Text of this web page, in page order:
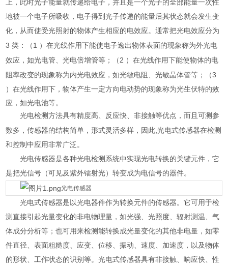
上，此时光子能量就传递给电子，并且是一个光子的全部能量一次性
地被一个电子所吸收，电子得到光子传递的能量后其状态就会发生变
化，从而使受光照射的物体产生相应的电效应。通常把光电效应分为
3类：（ 1 ）在光线作用下能使电子逸出物体表面的现象称为外光电
效应，如光电管、光电倍增管等；（2 ）在光线作用下能使物体的电
阻率改变的现象称为内光电效应，如光敏电阻、光敏晶体管等；（3
）在光线作用下，物体产生一定方向电动势的现象称为光生伏特的效
应，如光电池等。
光电检测方法具有精度高、反应快、非接触等优点，而且可测参
数多，传感器的结构简单，形式灵活多样，因此 ,光电式传感器在检测
和控制中应用非常广泛。
光电传感器是各种光电检测系统中实现光电转换的关键元件，它
是把光信号（可见及紫外镭射光）转变成为电信号的器件。
光电传感器
光电式传感器是以光电器件作为转换元件的传感器。它可用于检
测直接引起光量变化的非电物理量，如光强、光照度、辐射测温、气
体成分分析等；也可用来检测能转换成光量变化的其他非电量，如零
件直径、表面粗糙度、应变、位移、振动、速度、加速度，以及物体
的形状、工作状态的识别等。光电式传感器具有非接触、响应快、性